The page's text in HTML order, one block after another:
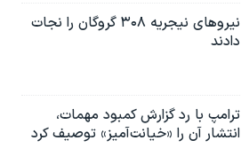
نیروهای نیجریه‌ ۳۰۸ گروگان را نجات
دادند
ترامپ با رد گزارش کمبود مهمات،
انتشار آن را «خیانت‌آمیز» توصیف کرد